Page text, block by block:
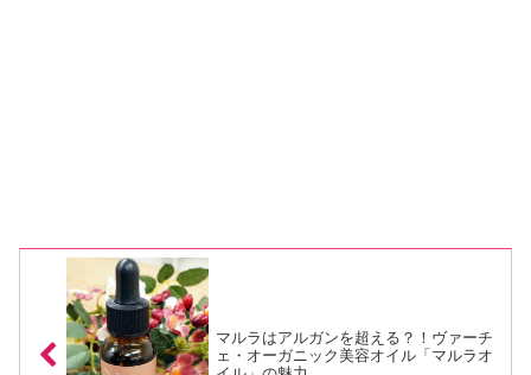
マルラはアルガンを超える？！ヴァーチ
ェ・オーガニック美容オイル「マルラオ